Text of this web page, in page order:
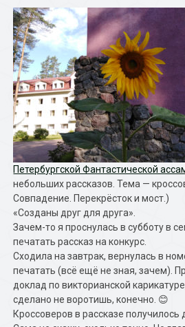
Петербургской Фантастической
небольших рассказов. Тема —
Совпадение. Перекрёсток и мост.)
«Созданы друг для друга».
Зачем-то я проснулась в субботу в
печатать рассказ на конкурс.
Сходила на завтрак, вернулась в
печатать (всё ещё не зная, зачем).
доклад по викторианской
сделано не воротишь, конечно. 😊
Кроссоверов в рассказе